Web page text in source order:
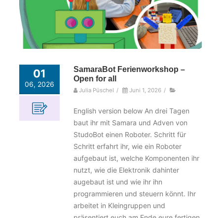
01
06, 2026
SamaraBot Ferienworkshop –
Open for all
Julia Püschel / Juni 1, 2026 /
English version below An drei Tagen
baut ihr mit Samara und Adven von
StudoBot einen Roboter. Schritt für
Schritt erfahrt ihr, wie ein Roboter
aufgebaut ist, welche Komponenten ihr
nutzt, wie die Elektronik dahinter
augebaut ist und wie ihr ihn
programmieren und steuern könnt. Ihr
arbeitet in Kleingruppen und